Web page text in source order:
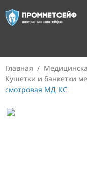
Главная /
Кушетки и банкетки
смотровая МД КС